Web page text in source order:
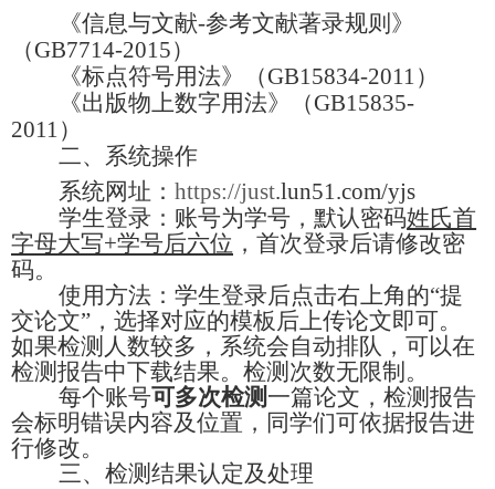
《信息与文献-参考文献著录规则》
（GB7714-2015）
《标点符号用法》（GB15834-2011 ）
《出版物上数字用法》（GB15835-
2011 ）
二、系统操作
系统网址：https://just.lun51.com/yjs
学生登录：账号为学号，默认密码姓氏首
字母大写+学号后六位 ，首次登录后请修改密
码。
使用方法：学生登录后点击右上角的“提
交论文”，选择对应的模板后上传论文即可。
如果检测人数较多，系统会自动排队，可以在
检测报告中下载结果。检测次数无限制。
每个账号可多次检测 一篇论文，检测报告
会标明错误内容及位置，同学们可依据报告进
行修改。
三、检测结果认定及处理